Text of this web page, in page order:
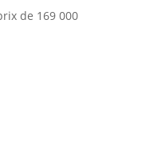
de 169 000